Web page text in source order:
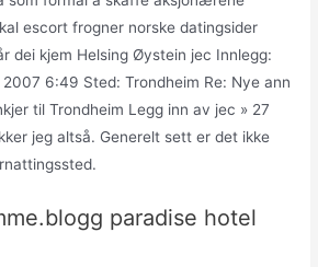
escort frogner norske datingsider
dei kjem Helsing Øystein jec Innlegg:
6:49 Sted: Trondheim Re: Nye ann
til Trondheim Legg inn av jec » 27
jeg altså. Generelt sett er det ikke
paradise hotel